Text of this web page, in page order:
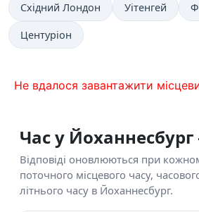
Східний Лондон Уітенгей
Центуріон
Не вдалося завантажити
Час у
Відповіді оновлюються при
поточного місцевого часу,
літнього часу в Йоханнесбург.